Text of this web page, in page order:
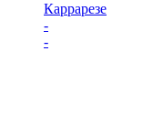
Каррарезе
-
-